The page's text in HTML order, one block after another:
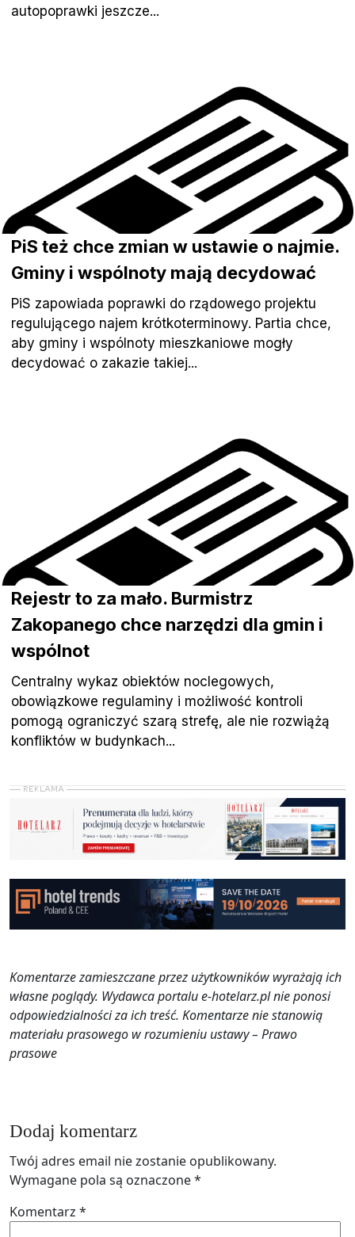
autopoprawki jeszcze...
PiS też chce zmian w ustawie o najmie.
Gminy i wspólnoty mają decydować
PiS zapowiada poprawki do rządowego projektu
regulującego najem krótkoterminowy. Partia chce,
aby gminy i wspólnoty mieszkaniowe mogły
decydować o zakazie takiej...
Rejestr to za mało. Burmistrz
Zakopanego chce narzędzi dla gmin i
wspólnot
Centralny wykaz obiektów noclegowych,
obowiązkowe regulaminy i możliwość kontroli
pomogą ograniczyć szarą strefę, ale nie rozwiążą
konfliktów w budynkach...
Komentarze zamieszczane przez użytkowników wyrażają ich
własne poglądy. Wydawca portalu e-hotelarz.pl nie ponosi
odpowiedzialności za ich treść. Komentarze nie stanowią
materiału prasowego w rozumieniu ustawy – Prawo
prasowe
Dodaj komentarz
Twój adres email nie zostanie opublikowany.
Wymagane pola są oznaczone*
Komentarz *